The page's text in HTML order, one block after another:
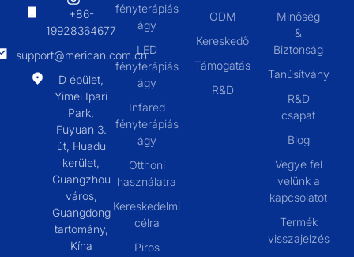
+86-
19928364677
support@merican.com.cn
D épület,
Yimei Ipari
Park,
Fuyuan 3.
út, Huadu
kerület,
Guangzhou
város,
Guangdong
tartomány,
Kína
fényterápiás
ágy
LED
fényterápiás
ágy
Infared
fényterápiás
ágy
Otthoni
használatra
Kereskedelmi
célra
Piros
ODM
Kereskedő
Támogatás
R&D
Minőség
&
Biztonság
Tanúsítvány
R&D
csapat
Blog
Vegye fel
velünk a
kapcsolatot
Termék
visszajelzés